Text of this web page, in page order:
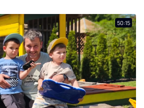
50:15